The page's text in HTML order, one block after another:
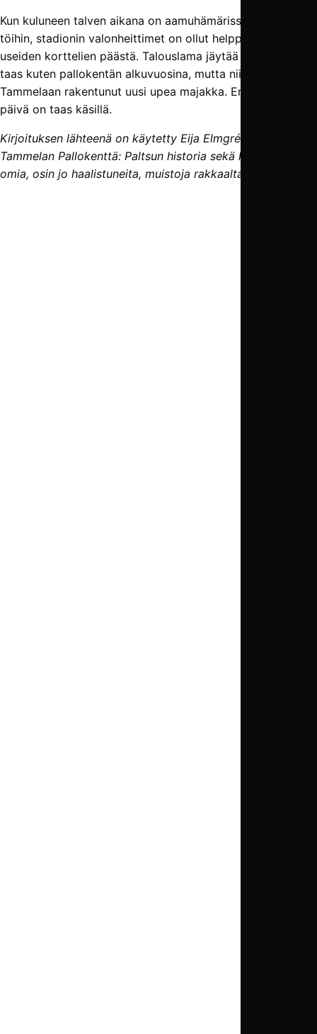
Kun kuluneen talven aikana on aamuhämärissä lähtenyt
töihin, stadionin valonheittimet on ollut helppo bongata jo
useiden korttelien päästä. Talouslama jäytää maailmaa
taas kuten pallokentän alkuvuosina, mutta niin vaan on
Tammelaan rakentunut uusi upea majakka. Eräs kaunis
päivä on taas käsillä.
Kirjoituksen lähteenä on käytetty Eija Elmgrénin kirjaa
Tammelan Pallokenttä: Paltsun historia sekä kirjoittajan
omia, osin jo haalistuneita, muistoja rakkaalta stadionilta.